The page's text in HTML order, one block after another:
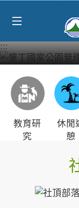
:::
教育研
究
休閒
憩